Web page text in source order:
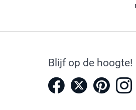
Blijf op de hoogte!